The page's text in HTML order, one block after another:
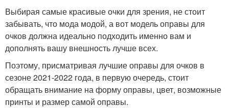
Выбирая самые красивые очки для зрения, не стоит
забывать, что мода модой, а вот модель оправы для
очков должна идеально подходить именно вам и
дополнять вашу внешность лучше всех.
Поэтому, присматривая лучшие оправы для очков в
сезоне 2021-2022 года, в первую очередь, стоит
обращать внимание на форму оправы, цвет, возможные
принты и размер самой оправы.